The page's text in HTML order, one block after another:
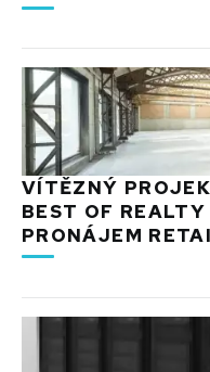
VÍTĚZNÝ
BEST OF
PRONÁJEM